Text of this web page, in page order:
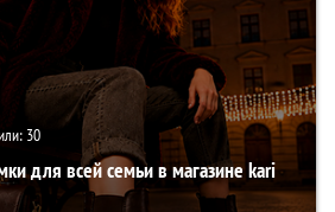
30
для всей семьи в магазине kari